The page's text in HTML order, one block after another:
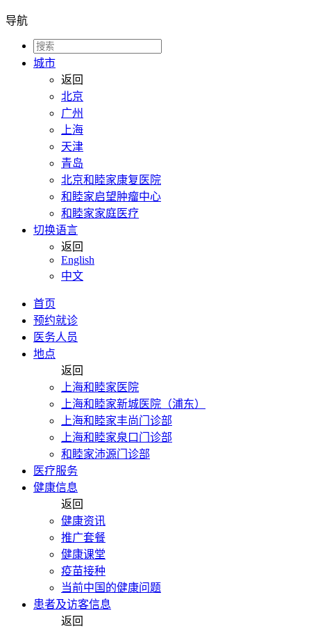
导航
城市
返回
北京
广州
上海
天津
青岛
北京和睦家康复医院
和睦家启望肿瘤中心
和睦家家庭医疗
切换语言
返回
English
中文
首页
预约就诊
医务人员
地点
返回
上海和睦家医院
上海和睦家新城医院（浦东）
上海和睦家丰尚门诊部
上海和睦家泉口门诊部
和睦家沛源门诊部
医疗服务
健康信息
返回
健康资讯
推广套餐
健康课堂
疫苗接种
当前中国的健康问题
患者及访客信息
返回